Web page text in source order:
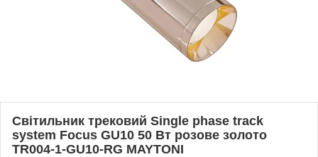
Світильник трековий Single phase track
system Focus GU10 50 Вт розове золото
TR004-1-GU10-RG MAYTONI